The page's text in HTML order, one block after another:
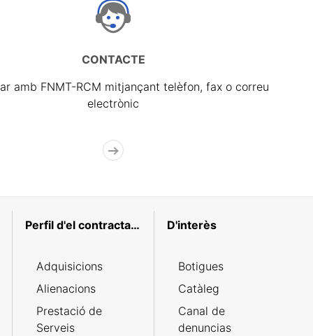
CONTACTE
amb FNMT-RCM mitjançant telèfon, fax o correu
electrònic
Perfil d'el contractant
Adquisicions
Alienacions
Prestació de
Serveis
D'interès
Botigues
Catàleg
Canal de
denuncias